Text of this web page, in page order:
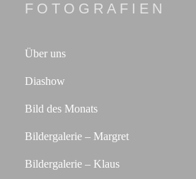
FOTOGRAFIEN
Über uns
Diashow
Bild des Monats
Bildergalerie – Margret
Bildergalerie – Klaus